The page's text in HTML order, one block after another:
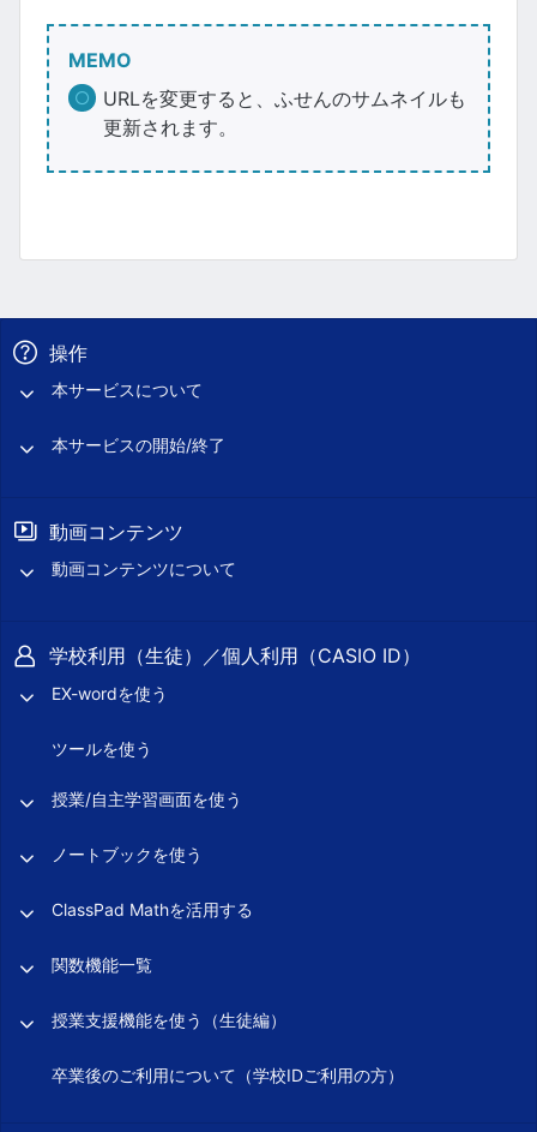
MEMO
URLを変更すると、ふせんのサムネイルも
更新されます。
操作
本サービスについて
本サービスの開始/終了
動画コンテンツ
動画コンテンツについて
学校利用（生徒）／個人利用（CASIO ID）
EX-wordを使う
ツールを使う
授業/自主学習画面を使う
ノートブックを使う
ClassPad Mathを活用する
関数機能一覧
授業支援機能を使う（生徒編）
卒業後のご利用について（学校IDご利用の方）